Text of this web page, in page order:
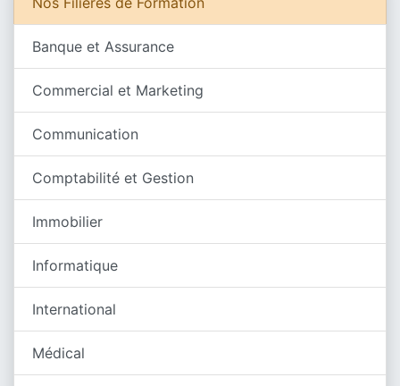
Banque et Assurance
Commercial et Marketing
Communication
Comptabilité et Gestion
Immobilier
Informatique
International
Médical